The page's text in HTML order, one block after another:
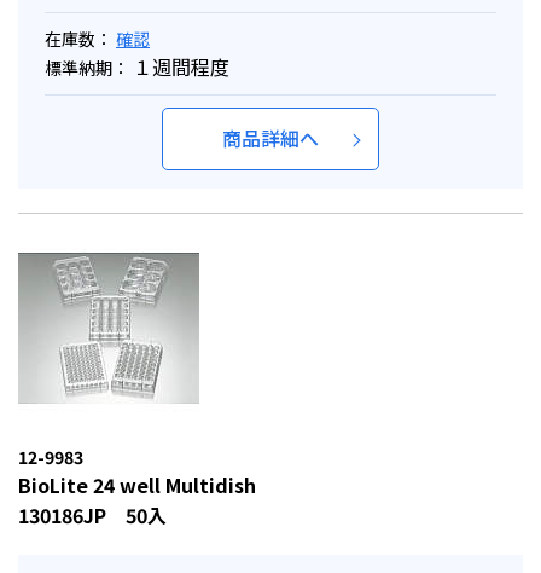
在庫数： 確認
標準納期：
１週間程度
商品詳細へ
12-9983
BioLite 24 well Multidish
130186JP 50入